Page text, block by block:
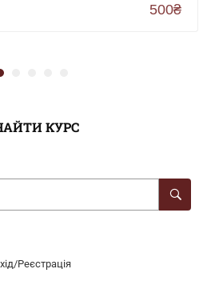
500₴
КУРС
Реєстрація